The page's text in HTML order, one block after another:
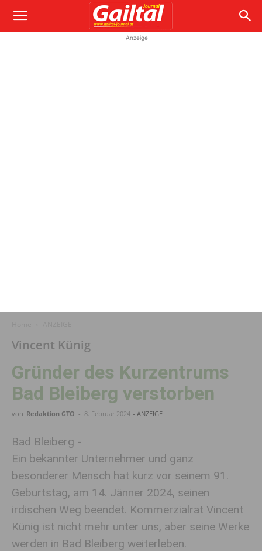
Anzeige
Vincent Künig
Gründer des Kurzentrums
Bad Bleiberg verstorben
von Redaktion GTO - 8. Februar 2024 - ANZEIGE
Bad Bleiberg -
Ein bekannter Unternehmer und ganz
besonderer Mensch hat kurz vor seinem 91.
Geburtstag, am 14. Jänner 2024, seinen
irdischen Weg beendet. Kommerzialrat Vincent
Künig ist nicht mehr unter uns, aber seine Werke
werden in Bad Bleiberg weiterleben.